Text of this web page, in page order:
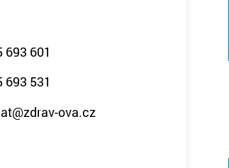
693 601
693 531
ova.cz